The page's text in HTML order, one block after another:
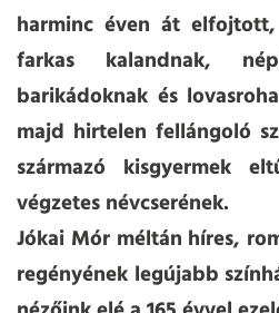
harminc éven át
farkas kalandnak,
barikádoknak és
majd hirtelen fellángoló
származó kisgyermek
végzetes névcserének.
Jókai Mór méltán híres,
regényének legújabb